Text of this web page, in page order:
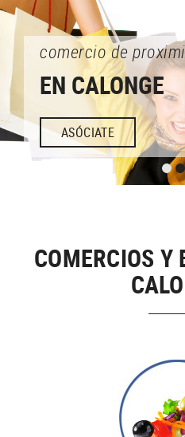
comercio de
EN CALONGE
ASÓCIATE
COMERCIOS Y